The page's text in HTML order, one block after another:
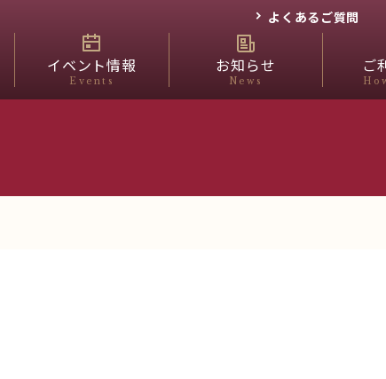
よくあるご質問
イベント情報
Events
お知らせ
News
ご